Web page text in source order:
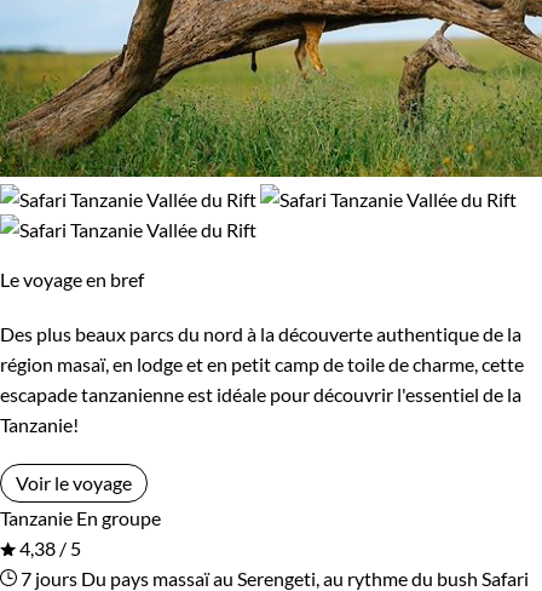
Le voyage en bref
Des plus beaux parcs du nord à la découverte authentique de la
région masaï, en lodge et en petit camp de toile de charme, cette
escapade tanzanienne est idéale pour découvrir l'essentiel de la
Tanzanie!
Voir le voyage
Tanzanie En groupe
4,38 / 5
7 jours Du pays massaï au Serengeti, au rythme du bush Safari